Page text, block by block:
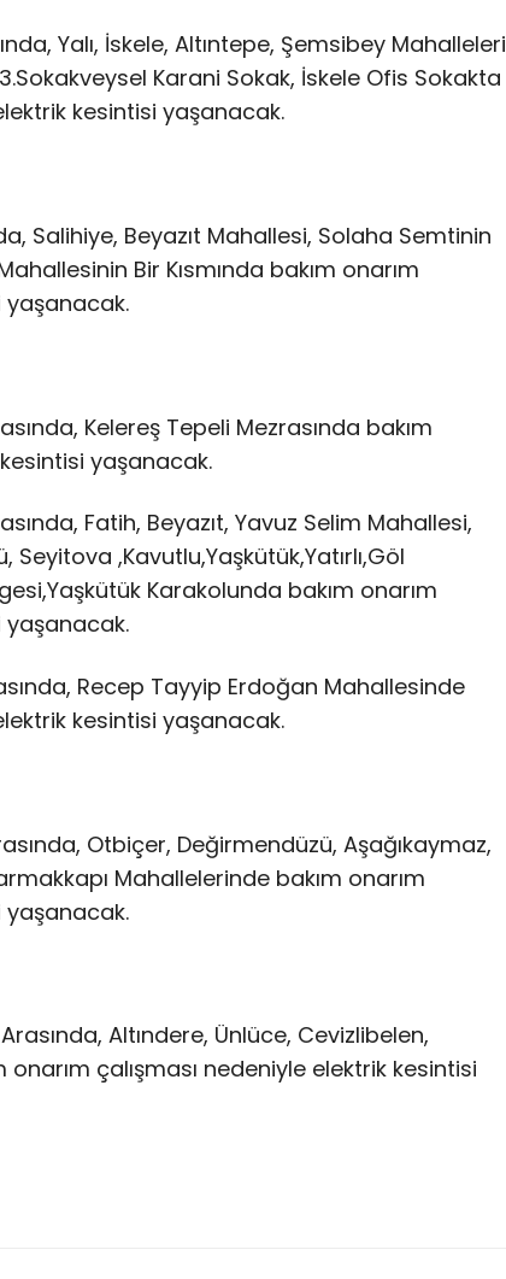
Yalı, İskele, Altıntepe, Şemsibey Mahalleleri
Karani Sokak, İskele Ofis Sokakta
kesintisi yaşanacak.
Salihiye, Beyazıt Mahallesi, Solaha Semtinin
Bir Kısmında bakım onarım
yaşanacak.
Kelereş Tepeli Mezrasında bakım
yaşanacak.
Fatih, Beyazıt, Yavuz Selim Mahallesi,
Seyitova ,Kavutlu,Yaşkütük,Yatırlı,Göl
Karakolunda bakım onarım
yaşanacak.
Recep Tayyip Erdoğan Mahallesinde
kesintisi yaşanacak.
Otbiçer, Değirmendüzü, Aşağıkaymaz,
Mahallelerinde bakım onarım
yaşanacak.
Altındere, Ünlüce, Cevizlibelen,
onarım çalışması nedeniyle elektrik kesintisi